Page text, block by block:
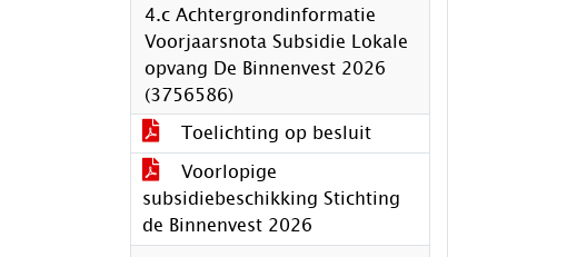
4.c Achtergrondinformatie
Voorjaarsnota Subsidie Lokale
opvang De Binnenvest 2026
(3756586)
Toelichting op besluit
Voorlopige
subsidiebeschikking Stichting
de Binnenvest 2026